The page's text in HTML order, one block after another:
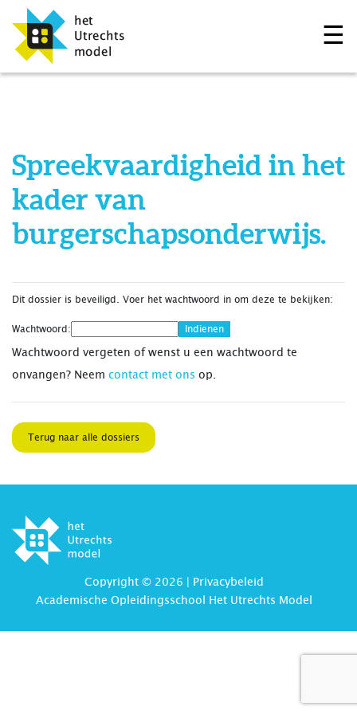
☰
Spreekvaardigheid in het
kader van
burgerschapsonderwijs.
Dit dossier is beveiligd. Voer het wachtwoord in om deze te bekijken:
Wachtwoord:
Wachtwoord vergeten of wenst u een wachtwoord te
onvangen? Neem contact met ons op.
Terug naar alle dossiers
Copyright © 2026 | Privacybeleid
Academische Opleidingsschool Het Utrechts Model